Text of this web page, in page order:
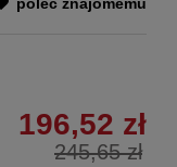
196,52 zł
245,65 zł